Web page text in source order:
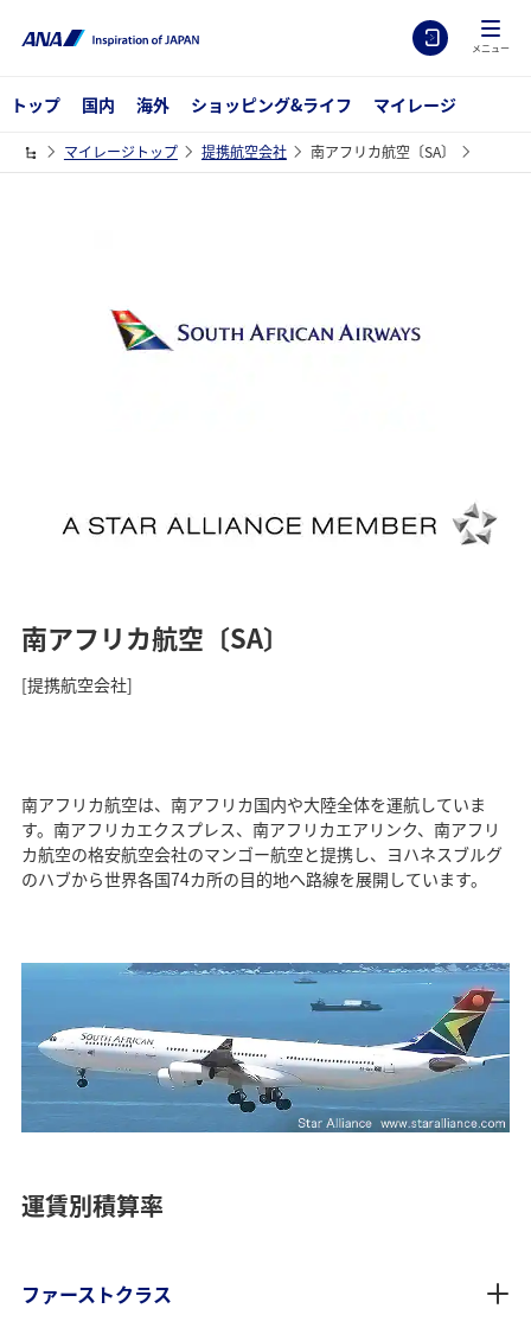
メニュー
トップ 国内 海外 ショッピング&ライフ マイレージ
マイレージトップ 提携航空会社 南アフリカ航空〔SA〕
南アフリカ航空〔SA〕
[提携航空会社]
南アフリカ航空は、南アフリカ国内や大陸全体を運航していま
す。南アフリカエクスプレス、南アフリカエアリンク、南アフリ
カ航空の格安航空会社のマンゴー航空と提携し、ヨハネスブルグ
のハブから世界各国74カ所の目的地へ路線を展開しています。
運賃別積算率
ファーストクラス